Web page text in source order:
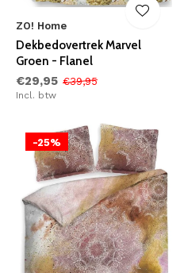
ZO! Home
Dekbedovertrek Marvel
Groen - Flanel
€29,95 €39,95
Incl. btw
-25%